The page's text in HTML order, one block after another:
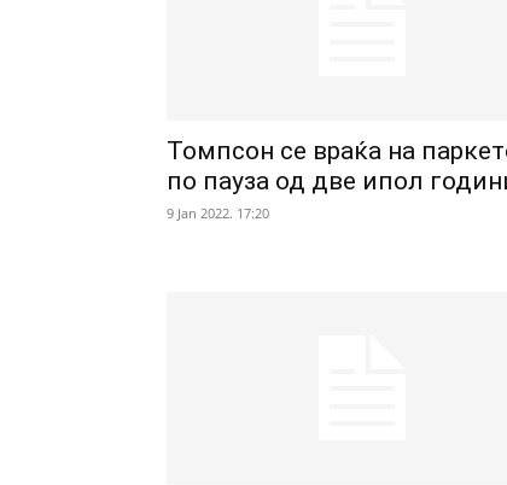
Томпсон се враќа на
по пауза од две ипол
9 Jan 2022. 17:20